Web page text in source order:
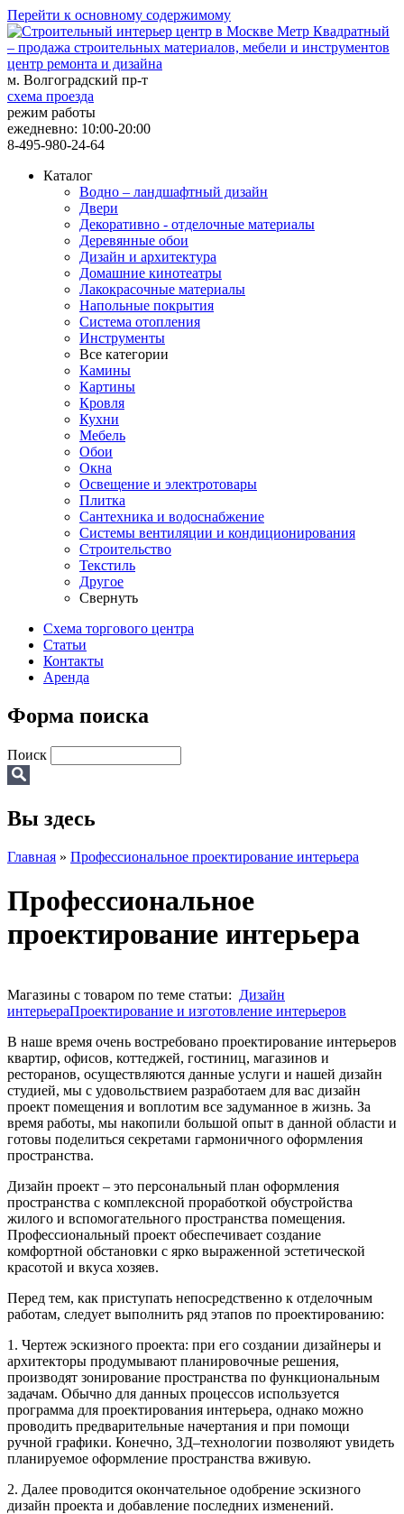
Перейти к основному содержимому
центр ремонта и дизайна
м. Волгоградский пр-т
схема проезда
режим работы
ежедневно: 10:00-20:00
8-495-980-24-64
Каталог
Водно – ландшафтный дизайн
Двери
Декоративно - отделочные материалы
Деревянные обои
Дизайн и архитектура
Домашние кинотеатры
Лакокрасочные материалы
Напольные покрытия
Система отопления
Инструменты
Все категории
Камины
Картины
Кровля
Кухни
Мебель
Обои
Окна
Освещение и электротовары
Плитка
Сантехника и водоснабжение
Системы вентиляции и кондиционирования
Строительство
Текстиль
Другое
Свернуть
Схема торгового центра
Статьи
Контакты
Аренда
Форма поиска
Поиск
Вы здесь
Главная » Профессиональное проектирование интерьера
Профессиональное
проектирование интерьера
Магазины с товаром по теме статьи: Дизайн
интерьераПроектирование и изготовление интерьеров
В наше время очень востребовано проектирование интерьеров
квартир, офисов, коттеджей, гостиниц, магазинов и
ресторанов, осуществляются данные услуги и нашей дизайн
студией, мы с удовольствием разработаем для вас дизайн
проект помещения и воплотим все задуманное в жизнь. За
время работы, мы накопили большой опыт в данной области и
готовы поделиться секретами гармоничного оформления
пространства.
Дизайн проект – это персональный план оформления
пространства с комплексной проработкой обустройства
жилого и вспомогательного пространства помещения.
Профессиональный проект обеспечивает создание
комфортной обстановки с ярко выраженной эстетической
красотой и вкуса хозяев.
Перед тем, как приступать непосредственно к отделочным
работам, следует выполнить ряд этапов по проектированию:
1. Чертеж эскизного проекта: при его создании дизайнеры и
архитекторы продумывают планировочные решения,
производят зонирование пространства по функциональным
задачам. Обычно для данных процессов используется
программа для проектирования интерьера, однако можно
проводить предварительные начертания и при помощи
ручной графики. Конечно, 3Д–технологии позволяют увидеть
планируемое оформление пространства вживую.
2. Далее проводится окончательное одобрение эскизного
дизайн проекта и добавление последних изменений.